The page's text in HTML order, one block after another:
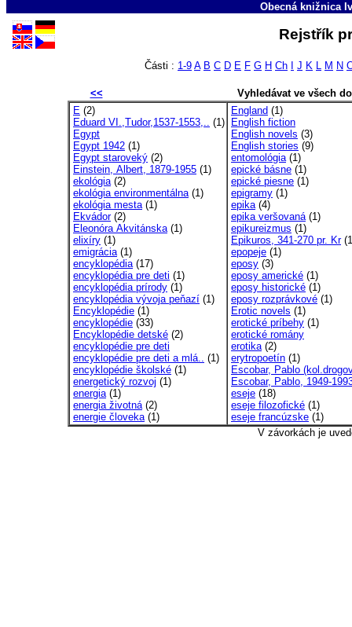
Obecná knižnica
Rejstřík
Části : 1-9 A B C D E F G H Ch J K L M N
<<
Vyhledávat ve všech
E (2)
Eduard VI.,Tudor,1537-1553,.. (1)
Egypt
Egypt 1942 (1)
Egypt staroveký (2)
Einstein, Albert, 1879-1955 (1)
ekológia(2)
ekológia environmentálna(1)
ekológia mesta(1)
Ekvádor(2)
Eleonóra Akvitánska(1)
elixíry (1)
emigrácia(1)
encyklopédia(17)
encyklopédia pre deti (1)
encyklopédia prírody (1)
encyklopédia vývoja peňazí (1)
Encyklopédie (1)
encyklopédie (33)
Encyklopédie detské (2)
encyklopédie pre deti
encyklopédie pre deti a mlá.. (1)
encyklopédie školské (1)
energetický rozvoj (1)
energia(1)
energia životná(2)
energie človeka(1)
England (1)
English fiction
English novels (3)
English stories (9)
entomológia(1)
epické básne (1)
epické piesne (1)
epigramy (1)
epika(4)
epika veršovaná(1)
epikureizmus (1)
Epikuros, 341-270 pr. Kr
epopeje (1)
eposy (3)
eposy americké (1)
eposy historické (1)
eposy rozprávkové (1)
Erotic novels (1)
erotické príbehy (1)
erotické romány
erotika(2)
erytropoetín (1)
Escobar, Pablo
Escobar, Pablo, 1949-
eseje (18)
eseje filozofické (1)
eseje francúzske (1)
V závorkách je